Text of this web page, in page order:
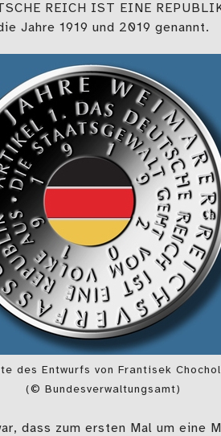
REICH IST EINE
Jahre 1919 und 2019 genannt.
des Entwurfs von Frantisek
dass zum ersten Mal um eine